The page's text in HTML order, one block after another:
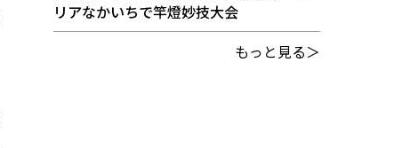
リアなかいちで竿燈妙技大会
もっと見る＞